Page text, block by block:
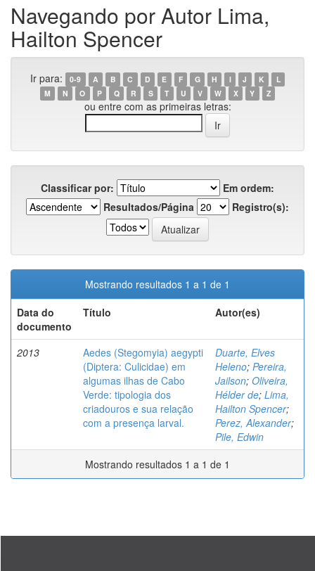
Navegando por Autor Lima,
Hailton Spencer
Ir para: 0-9 A B C D E F G H I J K
L
M
N O P Q R S T U V W X Y Z
ou entre com as primeiras letras:
Classificar por:
Em ordem:
Resultados/Página
Registro(s):
Mostrando resultados 1 a 1 de 1
Data do
documento
Título Autor(es)
2013
Aedes (Stegomyia) aegypti
(Diptera: Culicidae) em
algumas ilhas de Cabo
Verde: tipologia dos
criadouros e sua relação
com a presença larval.
Duarte, Elves
Heleno; Pereira,
Jailson; Oliveira,
Hélder de; Lima,
Hailton Spencer;
Perez, Alexander;
Pile, Edwin
Mostrando resultados 1 a 1 de 1